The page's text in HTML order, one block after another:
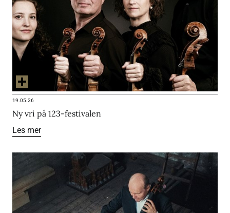
19.05.26
Ny vri på 123-festivalen
Les mer